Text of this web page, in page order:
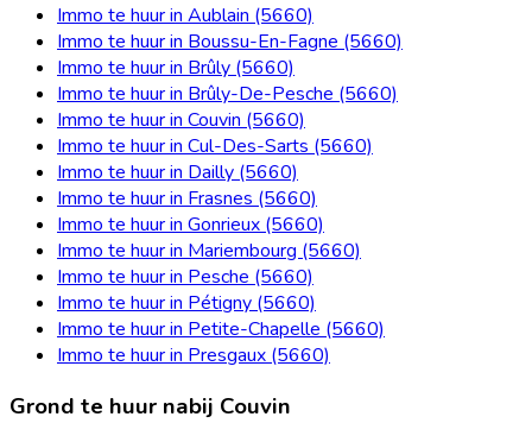
Immo te huur in Aublain (5660)
Immo te huur in Boussu-En-Fagne (5660)
Immo te huur in Brûly (5660)
Immo te huur in Brûly-De-Pesche (5660)
Immo te huur in Couvin (5660)
Immo te huur in Cul-Des-Sarts (5660)
Immo te huur in Dailly (5660)
Immo te huur in Frasnes (5660)
Immo te huur in Gonrieux (5660)
Immo te huur in Mariembourg (5660)
Immo te huur in Pesche (5660)
Immo te huur in Pétigny (5660)
Immo te huur in Petite-Chapelle (5660)
Immo te huur in Presgaux (5660)
Grond te huur nabij Couvin